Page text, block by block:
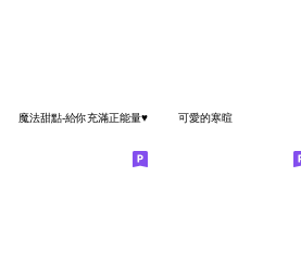
魔法甜點-給你充滿正能量♥ 可愛的寒暄